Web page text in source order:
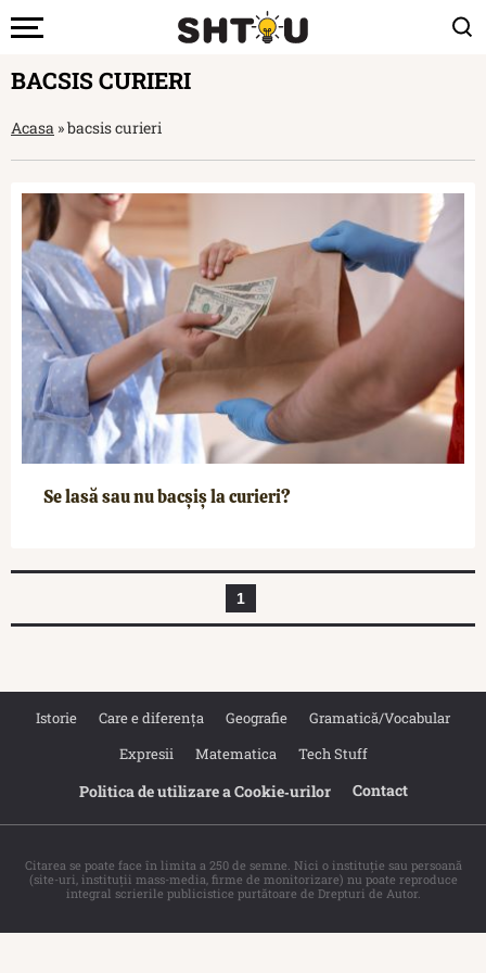
BACSIS CURIERI
Acasa »bacsis curieri
Se lasă sau nu bacșiș la curieri?
1
Istorie Care e diferența Geografie
Gramatică/Vocabular
Expresii
Matematica Tech Stuff
Politica de utilizare a Cookie‐urilor Contact
Citarea se poate face în limita a 250 de semne. Nici o instituţie sau persoană
(site-uri, instituţii mass-media, firme de monitorizare) nu poate reproduce
integral scrierile publicistice purtătoare de Drepturi de Autor.